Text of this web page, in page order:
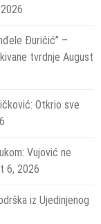
Đuričić” –
tvrdnje August
Otkrio sve
Vujović ne
6, 2026
iz Ujedinjenog